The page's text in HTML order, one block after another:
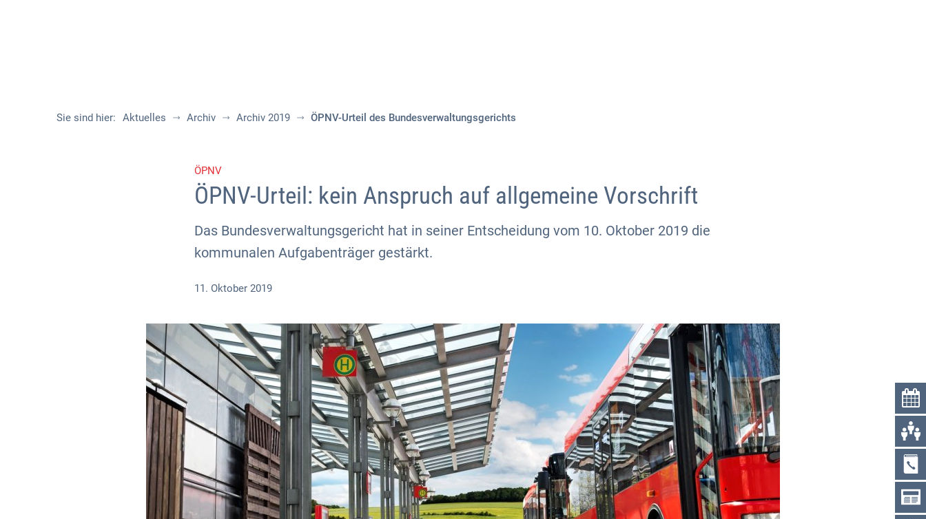
Sie sind hier: Aktuelles Archiv Archiv 2019 ÖPNV-Urteil des Bundesverwaltungsgerichts
ÖPNV
ÖPNV-Urteil: kein Anspruch auf allgemeine Vorschrift
Das Bundesverwaltungsgericht hat in seiner Entscheidung vom 10. Oktober 2019 die
kommunalen Aufgabenträger gestärkt.
11. Oktober 2019